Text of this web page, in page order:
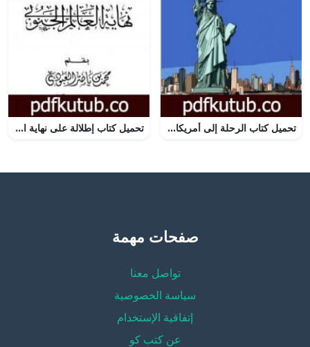
تحميل كتاب الرحلة إلى أمريكا PDF تأليف محمد لبيب البتنوني مجانا [كامل] تحميل كتاب إطلالة على نهاية العالم الجنوبي PDF تأليف محمد بن ناصر العبودي مجانا [كامل]
صفحات مهمة
تواصل معنا
سياسة الخصوصية
إتفاقية الإستخدام
عن كتب كو